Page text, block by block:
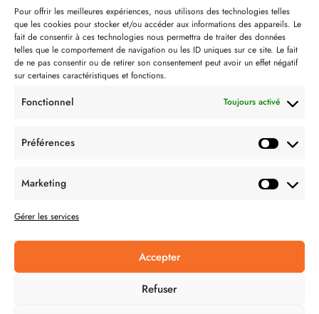
Pour offrir les meilleures expériences, nous utilisons des technologies telles
que les cookies pour stocker et/ou accéder aux informations des appareils. Le
fait de consentir à ces technologies nous permettra de traiter des données
telles que le comportement de navigation ou les ID uniques sur ce site. Le fait
de ne pas consentir ou de retirer son consentement peut avoir un effet négatif
sur certaines caractéristiques et fonctions.
Fonctionnel Toujours activé
Préférences
Marketing
Gérer les services
Accepter
Refuser
Notre philosophie
Contact
Partenaire de:
CONDITION GÉNÉRALES DE VENTES